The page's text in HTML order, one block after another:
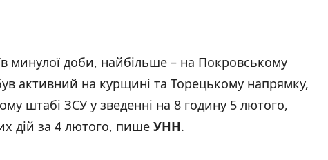
минулої доби, найбільше – на Покровському
активний на курщині та Торецькому напрямку,
штабі ЗСУ у зведенні на 8 годину 5 лютого,
дій за 4 лютого, пише УНН.